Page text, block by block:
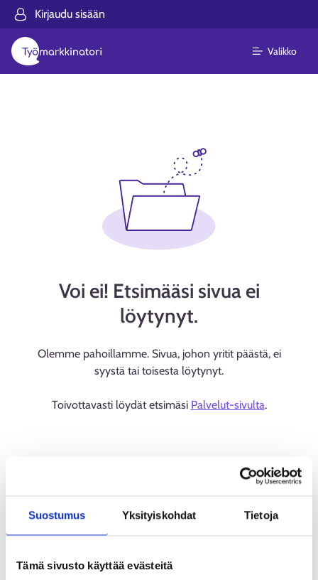
Suostumus Yksityiskohdat Tietoja
Tämä sivusto käyttää evästeitä
Kirjaudu sisään
Valikko
Voi ei! Etsimääsi sivua ei
löytynyt.
Olemme pahoillamme. Sivua, johon yritit päästä, ei
syystä tai toisesta löytynyt.
Toivottavasti löydät etsimäsi Palvelut-sivulta.